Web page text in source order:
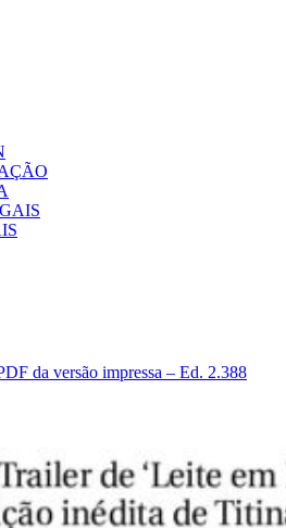
da versão impressa – Ed. 2.388